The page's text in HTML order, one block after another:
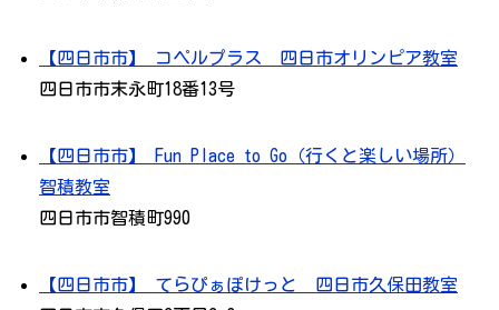
【四日市市】 コペルプラス 四日市オリンピア教室
四日市市末永町18番13号
【四日市市】 Fun Place to Go（行くと楽しい場所）
智積教室
四日市市智積町990
【四日市市】 てらぴぁぽけっと 四日市久保田教室